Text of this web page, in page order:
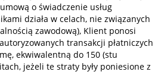
o świadczenie usług
działa w celach, nie związanych
zawodową), Klient ponosi
transakcji płatniczych
ekwiwalentną do 150 (stu
jeżeli te straty były poniesione z